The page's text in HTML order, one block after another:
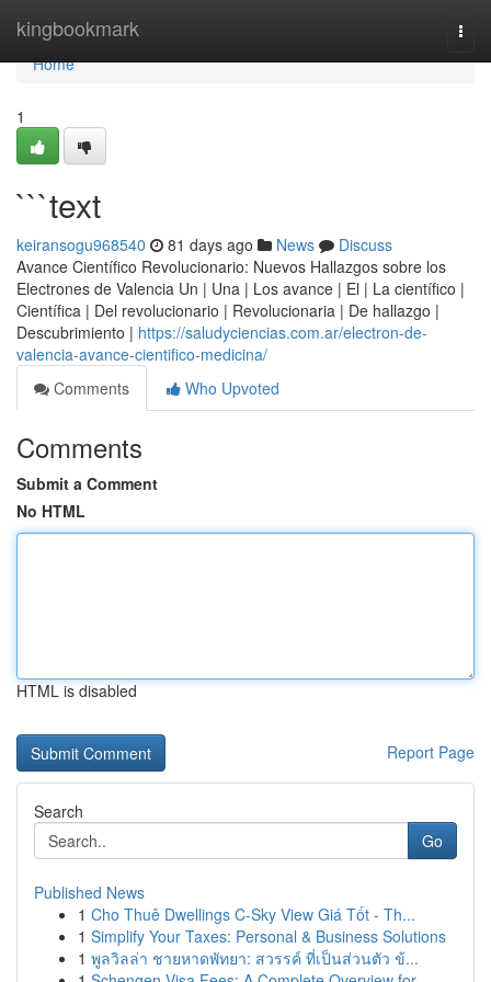
kingbookmark
Home
Home
1
```text
keiransogu968540 81 days ago News
Discuss
Avance Científico Revolucionario: Nuevos Hallazgos sobre los
Electrones de Valencia Un | Una | Los avance | El | La científico |
Científica | Del revolucionario | Revolucionaria | De hallazgo |
Descubrimiento | https://saludyciencias.com.ar/electron-de-
valencia-avance-cientifico-medicina/
Comments
Who Upvoted
Comments
Submit a Comment
No HTML
HTML is disabled
Report Page
Search
Go
Published News
1 Cho Thuê Dwellings C-Sky View Giá Tốt - Th...
1 Simplify Your Taxes: Personal & Business Solutions
1 พูลวิลล่า ชายหาดพัทยา: สวรรค์ ที่เป็นส่วนตัว ข้...